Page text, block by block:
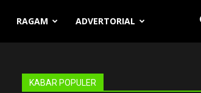
RAGAM ADVERTORIAL
KABAR POPULER